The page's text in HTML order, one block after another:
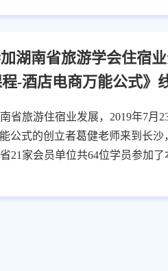
湖南省旅游学会住宿
-酒店电商万能公式》
省旅游住宿业发展，2019年7月
公式的创立者葛健老师来到长沙
21家会员单位共64位学员参加了
height: 19.0px; font: 13.0px